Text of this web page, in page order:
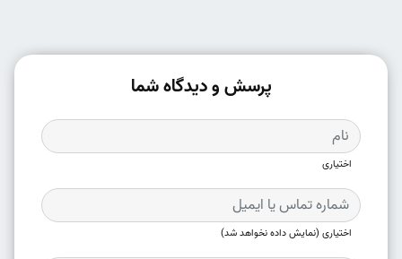
پرسش و دیدگاه شما
اختیاری
اختیاری (نمایش داده نخواهد شد)